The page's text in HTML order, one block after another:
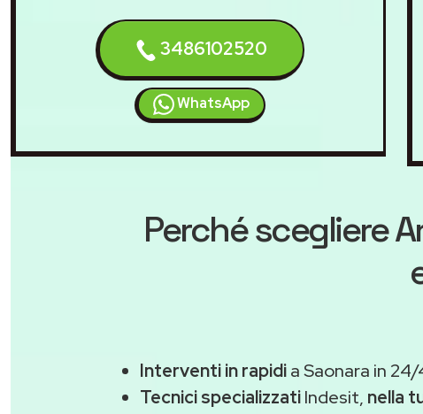
3486102520
WhatsApp
Perché scegliere
Interventi in rapidia Saonara in
Tecnici specializzatiIndesit, nella